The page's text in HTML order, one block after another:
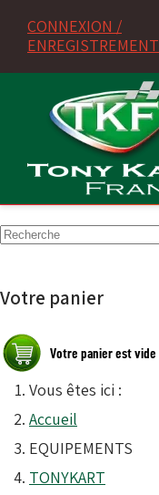
CONNEXION /
ENREGISTREMENT
Votre panier
Vous êtes ici :
Accueil
EQUIPEMENTS
TONYKART